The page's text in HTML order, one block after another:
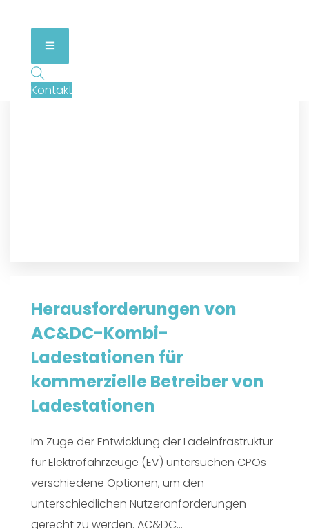
Kontakt
Herausforderungen von
AC&DC-Kombi-
Ladestationen für
kommerzielle Betreiber von
Ladestationen
Im Zuge der Entwicklung der Ladeinfrastruktur
für Elektrofahrzeuge (EV) untersuchen CPOs
verschiedene Optionen, um den
unterschiedlichen Nutzeranforderungen
gerecht zu werden. AC&DC...